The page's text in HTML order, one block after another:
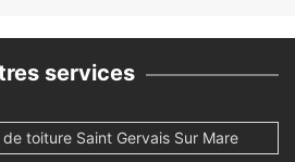
services
toiture Saint Gervais Sur Mare